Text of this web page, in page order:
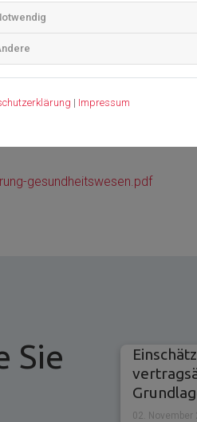
handeln!“
gesundheitswesen.pdf
Sie
02. November
| Impressum